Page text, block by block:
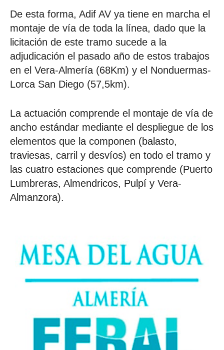
De esta forma, Adif AV ya tiene en marcha el
montaje de vía de toda la línea, dado que la
licitación de este tramo sucede a la
adjudicación el pasado año de estos trabajos
en el Vera-Almería (68Km) y el Nonduermas-
Lorca San Diego (57,5km).
La actuación comprende el montaje de vía de
ancho estándar mediante el despliegue de los
elementos que la componen (balasto,
traviesas, carril y desvíos) en todo el tramo y
las cuatro estaciones que comprende (Puerto
Lumbreras, Almendricos, Pulpí y Vera-
Almanzora).